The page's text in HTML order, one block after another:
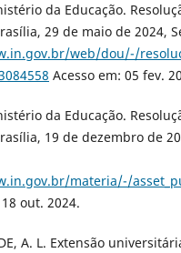
da Educação.
29 de maio de 2024,
web/dou/-/
Acesso em: 05 fev.
da Educação.
19 de dezembro de
materia/-/
out. 2024.
A. L. Extensão